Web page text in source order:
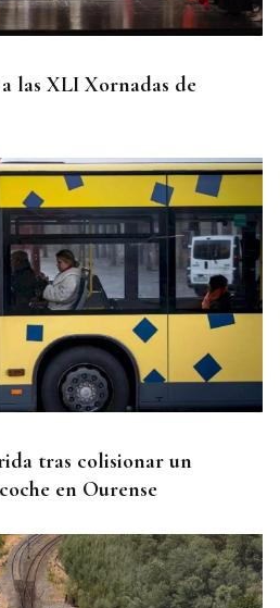
las XLI Xornadas de
tras colisionar un
en Ourense